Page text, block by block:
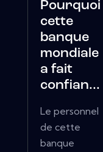
Pourquoi
cette
banque
mondiale
a fait
confian...
Le personnel
de cette
banque